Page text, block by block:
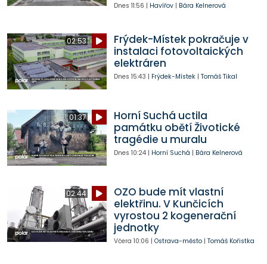
Dnes 11:56 | Havířov| Bára Kelnerová
02:53
Frýdek-Místek pokračuje v
instalaci fotovoltaických
elektráren
Dnes 15:43 | Frýdek-Místek| Tomáš Tikal
01:37
Horní Suchá uctila
památku obětí Životické
tragédie u muralu
Dnes 10:24| Horní Suchá | Bára Kelnerová
02:44
OZO bude mít vlastní
elektřinu. V Kunčicích
vyrostou 2 kogenerační
jednotky
Včera 10:06 | Ostrava-město| Tomáš Kořistka